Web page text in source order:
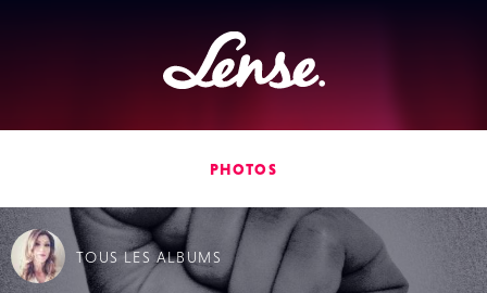
Lense
PHOTOS
TOUSLES ALBUMS